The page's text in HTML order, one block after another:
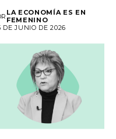
y distributivos:...
LA ECONOMÍA ES EN
FEMENINO
DE JUNIO DE 2026